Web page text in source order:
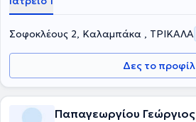
Σοφοκλέους 2, Καλαμπάκα , ΤΡΙΚΑΛΑ
Δες το προφίλ
Παπαγεωργίου Γεώργιος